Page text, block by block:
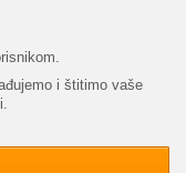
.
i štitimo vaše
.